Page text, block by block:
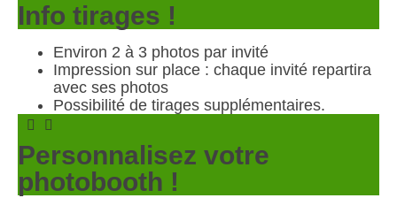
Info tirages !
Environ 2 à 3 photos par invité
Impression sur place : chaque invité repartira
avec ses photos
Possibilité de tirages supplémentaires.
Personnalisez votre
photobooth !